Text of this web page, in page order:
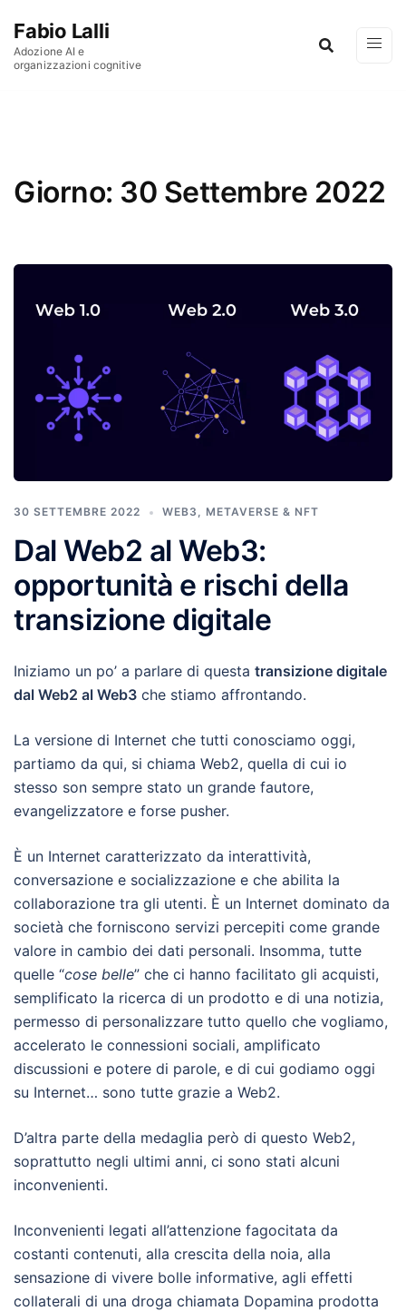
Fabio Lalli
Adozione AI e
organizzazioni cognitive
Giorno: 30 Settembre 2022
30 SETTEMBRE 2022 WEB3, METAVERSE & NFT
Dal Web2 al Web3:
opportunità e rischi della
transizione digitale
Iniziamo un po’ a parlare di questa transizione digitale
dal Web2 al Web3 che stiamo affrontando.
La versione di Internet che tutti conosciamo oggi,
partiamo da qui, si chiama Web2, quella di cui io
stesso son sempre stato un grande fautore,
evangelizzatore e forse pusher.
È un Internet caratterizzato da interattività,
conversazione e socializzazione e che abilita la
collaborazione tra gli utenti. È un Internet dominato da
società che forniscono servizi percepiti come grande
valore in cambio dei dati personali. Insomma, tutte
quelle “cose belle” che ci hanno facilitato gli acquisti,
semplificato la ricerca di un prodotto e di una notizia,
permesso di personalizzare tutto quello che vogliamo,
accelerato le connessioni sociali, amplificato
discussioni e potere di parole, e di cui godiamo oggi
su Internet… sono tutte grazie a Web2.
D’altra parte della medaglia però di questo Web2,
soprattutto negli ultimi anni, ci sono stati alcuni
inconvenienti.
Inconvenienti legati all’attenzione fagocitata da
costanti contenuti, alla crescita della noia, alla
sensazione di vivere bolle informative, agli effetti
collaterali di una droga chiamata Dopamina prodotta